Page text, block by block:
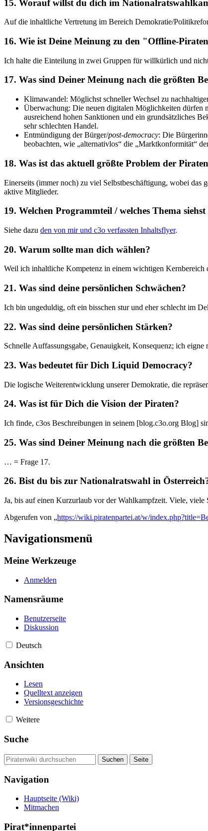
15. Worauf willst du dich im
Auf die inhaltliche Vertretung im Bereich Demokratie/
16. Wie ist Deine Meinung zu den "Offline-
Ich halte die Einteilung in zwei Gruppen für willkürlich und
17. Was sind Deiner Meinung nach die größten
Klimawandel: Möglichst schneller Wechsel zu
Überwachung: Die neuen digitalen Möglichkeiten dürfen
ausreichend hohen Sanktionen und ein grundsätzliches
sehr schlechten Handel.
Entmündigung der Bürger/post-democracy: Die
beobachten, wie „alternativlos“ die „Marktkonformität“
18. Was ist das aktuell größte Problem der
Einerseits (immer noch) zu viel Selbstbeschäftigung, wobei
aktive Mitglieder.
19. Welchen Programmteil / welches Thema
Siehe dazu den von mir und c3o verfassten Inhaltsflyer.
20. Warum sollte man dich wählen?
Weil ich inhaltliche Kompetenz in einem wichtigen Kernbereich
21. Was sind deine persönlichen Schwächen?
Ich bin ungeduldig, oft ein bisschen stur und eher schlecht im
22. Was sind deine persönlichen Stärken?
Schnelle Auffassungsgabe, Genauigkeit, Konsequenz; ich
23. Was bedeutet für Dich Liquid Democracy?
Die logische Weiterentwicklung unserer Demokratie, die
24. Was ist für Dich die Vision der Piraten?
Ich finde, c3os Beschreibungen in seinem [blog.c3o.org Blog]
25. Was sind Deiner Meinung nach die größten
… = Frage 17.
26. Bist du bis zur Nationalratswahl in
Ja, bis auf einen Kurzurlaub vor der Wahlkampfzeit. Viele, viele
Abgerufen von „https://wiki.piratenpartei.at/w/
Navigationsmenü
Meine Werkzeuge
Anmelden
Namensräume
Benutzerseite
Diskussion
Deutsch
Ansichten
Lesen
Quelltext anzeigen
Versionsgeschichte
Weitere
Suche
Navigation
Hauptseite (Wiki)
Mitmachen
Pirat*innenpartei